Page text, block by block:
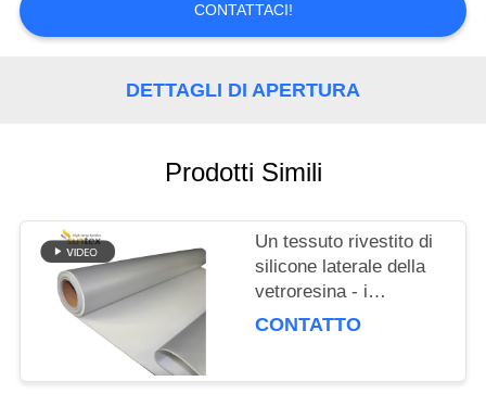
MAPPA
POLICY
CONTATTACI!
DETTAGLI DI APERTURA
Prodotti Simili
Un tessuto rivestito di
silicone laterale della
vetroresina - i
rivestimenti smontabili
CONTATTO